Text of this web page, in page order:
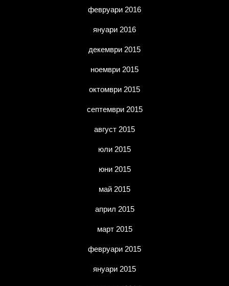
февруари 2016
януари 2016
декември 2015
ноември 2015
октомври 2015
септември 2015
август 2015
юли 2015
юни 2015
май 2015
април 2015
март 2015
февруари 2015
януари 2015